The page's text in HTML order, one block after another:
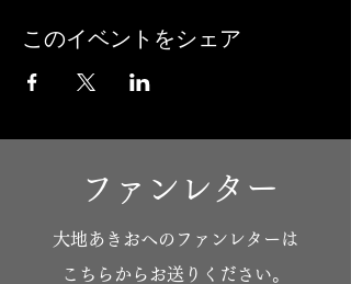
このイベントをシェア
ファンレター
​大地あきおへのファンレターは
こちらからお送りください。